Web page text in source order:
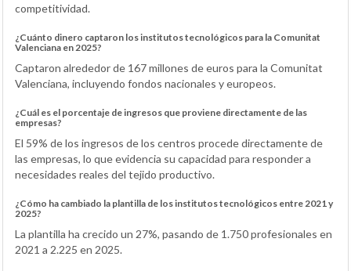
competitividad.
¿Cuánto dinero captaron los institutos tecnológicos para la Comunitat
Valenciana en 2025?
Captaron alrededor de 167 millones de euros para la Comunitat
Valenciana, incluyendo fondos nacionales y europeos.
¿Cuál es el porcentaje de ingresos que proviene directamente de las
empresas?
El 59% de los ingresos de los centros procede directamente de
las empresas, lo que evidencia su capacidad para responder a
necesidades reales del tejido productivo.
¿Cómo ha cambiado la plantilla de los institutos tecnológicos entre 2021 y
2025?
La plantilla ha crecido un 27%, pasando de 1.750 profesionales en
2021 a 2.225 en 2025.